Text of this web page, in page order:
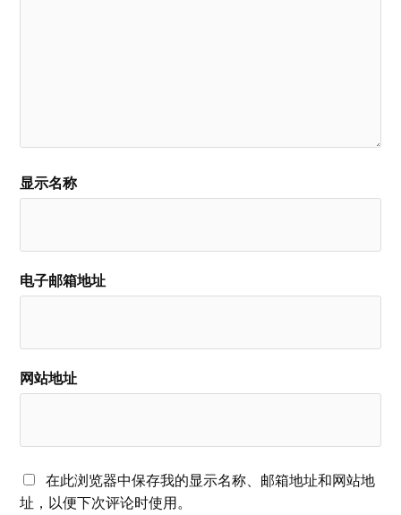
显示名称
电子邮箱地址
网站地址
在此浏览器中保存我的显示名称、邮箱地址和网站地
址，以便下次评论时使用。